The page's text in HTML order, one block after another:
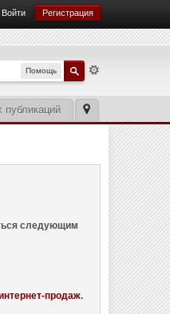
Войти Регистрация
Помощь
публикаций
следующим
продаж.